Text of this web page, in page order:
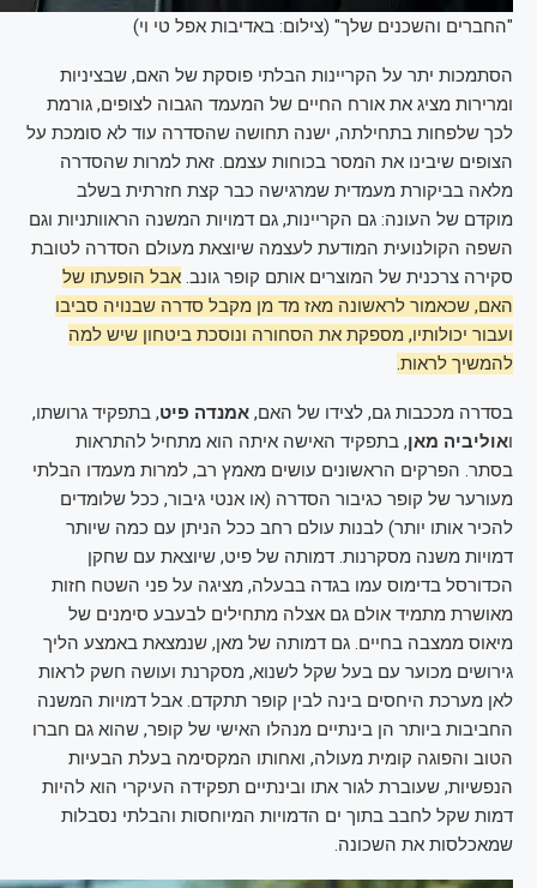
"החברים והשכנים שלך" (צילום: באדיבות אפל טי וי)
הסתמכות יתר על הקריינות הבלתי פוסקת של האם, שבציניות
ומרירות מציג את אורח החיים של המעמד הגבוה לצופים, גורמת
לכך שלפחות בתחילתה, ישנה תחושה שהסדרה עוד לא סומכת על
הצופים שיבינו את המסר בכוחות עצמם. זאת למרות שהסדרה
מלאה בביקורת מעמדית שמרגישה כבר קצת חזרתית בשלב
מוקדם של העונה: גם הקריינות, גם דמויות המשנה הראוותניות וגם
השפה הקולנועית המודעת לעצמה שיוצאת מעולם הסדרה לטובת
סקירה צרכנית של המוצרים אותם קופר גונב. אבל הופעתו של
האם, שכאמור לראשונה מאז מד מן מקבל סדרה שבנויה סביבו
ועבור יכולותיו, מספקת את הסחורה ונוסכת ביטחון שיש למה
להמשיך לראות.
בסדרה מככבות גם, לצידו של האם, אמנדה פיט, בתפקיד גרושתו,
ואוליביה מאן, בתפקיד האישה איתה הוא מתחיל להתראות
בסתר. הפרקים הראשונים עושים מאמץ רב, למרות מעמדו הבלתי
מעורער של קופר כגיבור הסדרה (או אנטי גיבור, ככל שלומדים
להכיר אותו יותר) לבנות עולם רחב ככל הניתן עם כמה שיותר
דמויות משנה מסקרנות. דמותה של פיט, שיוצאת עם שחקן
הכדורסל בדימוס עמו בגדה בבעלה, מציגה על פני השטח חזות
מאושרת מתמיד אולם גם אצלה מתחילים לבעבע סימנים של
מיאוס ממצבה בחיים. גם דמותה של מאן, שנמצאת באמצע הליך
גירושים מכוער עם בעל שקל לשנוא, מסקרנת ועושה חשק לראות
לאן מערכת היחסים בינה לבין קופר תתקדם. אבל דמויות המשנה
החביבות ביותר הן בינתיים מנהלו האישי של קופר, שהוא גם חברו
הטוב והפוגה קומית מעולה, ואחותו המקסימה בעלת הבעיות
הנפשיות, שעוברת לגור אתו ובינתיים תפקידה העיקרי הוא להיות
דמות שקל לחבב בתוך ים הדמויות המיוחסות והבלתי נסבלות
שמאכלסות את השכונה.